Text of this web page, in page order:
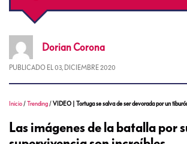
Dorian Corona
PUBLICADO EL 03, DICIEMBRE 2020
Inicio /Trending /VIDEO | Tortuga se salva de ser devorada por un
Las imágenes de la batalla por